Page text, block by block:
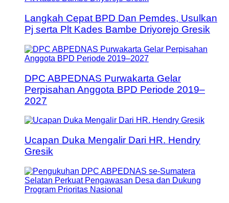
Langkah Cepat BPD Dan Pemdes, Usulkan
Pj serta Plt Kades Bambe Driyorejo Gresik
DPC ABPEDNAS Purwakarta Gelar
Perpisahan Anggota BPD Periode 2019–
2027
Ucapan Duka Mengalir Dari HR. Hendry
Gresik